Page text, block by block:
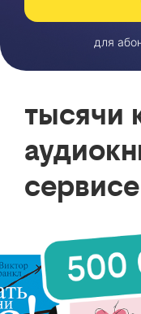
для
тысячи